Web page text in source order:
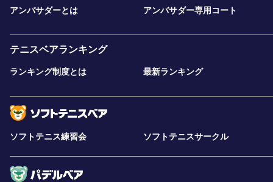
アンバサダーとは アンバサダー専用コート
テニスベアランキング
ランキング制度とは 最新ランキング
ソフトテニス練習会 ソフトテニスサークル